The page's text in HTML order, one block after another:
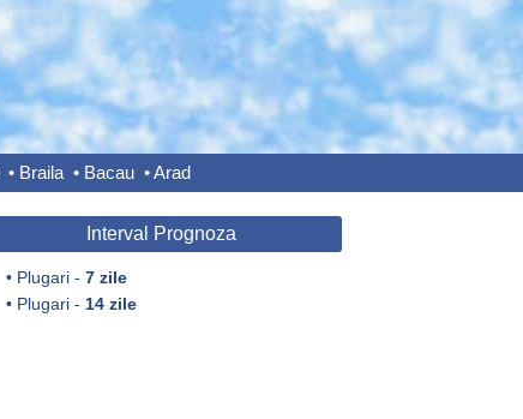
• Braila • Bacau •Arad
Interval Prognoza
• Plugari - 7 zile
• Plugari - 14 zile